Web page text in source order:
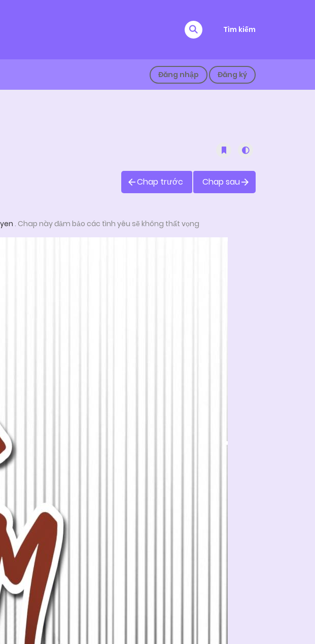
Tìm kiếm
Đăng nhập Đăng ký
Chap trước Chap sau
. Chap này đảm bảo các tình yêu sẽ không thất vọng